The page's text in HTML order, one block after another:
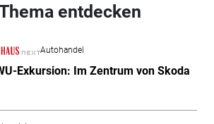
entdecken
Autohandel
Exkursion: Im Zentrum von Skoda